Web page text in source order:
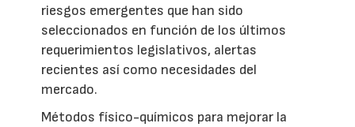
riesgos emergentes que han sido
seleccionados en función de los últimos
requerimientos legislativos, alertas
recientes así como necesidades del
mercado.
Métodos físico-químicos para mejorar la